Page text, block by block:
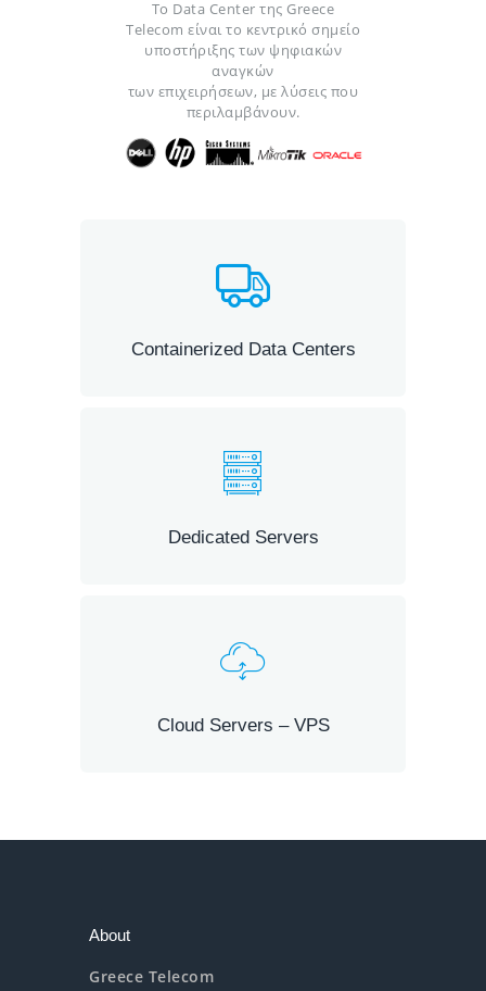
Το Data Center της Greece
Telecom είναι το κεντρικό σημείο
υποστήριξης των ψηφιακών
αναγκών
των επιχειρήσεων, με λύσεις που
περιλαμβάνουν.
Containerized Data Centers
Dedicated Servers
Cloud Servers – VPS
About
Greece Telecom